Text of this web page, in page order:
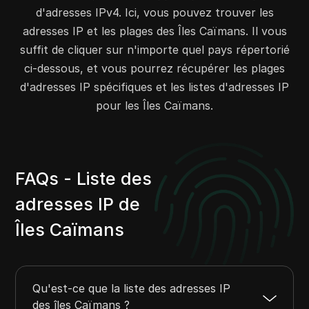
192.160.250.0
192.160.250.255
256
199.73.60.0
199.73.63.255
1024
199.172.228.0
199.172.229.255
512
199.201.84.0
199.201.87.255
1024
204.180.15.255
208.26.64.0
208.26.95.255
208.82.219.255
1024
208.157.144.0
208.157.151.255
208.168.224.0
208.168.255.255
208.169.74.0
208.169.95.255
5632
209.27.52.0
209.27.55.255
1024
d'adresses IPv4. Ici, vous pouvez trouver les
adresses IP et les plages des Îles Caïmans. Il vous
suffit de cliquer sur n'importe quel pays répertorié
ci-dessous, et vous pourrez récupérer les plages
d'adresses IP spécifiques et les listes d'adresses IP
pour les Îles Caïmans.
FAQs - Liste des
adresses IP de
Îles Caïmans
Qu'est-ce que la liste des adresses IP
des îles Caïmans ?